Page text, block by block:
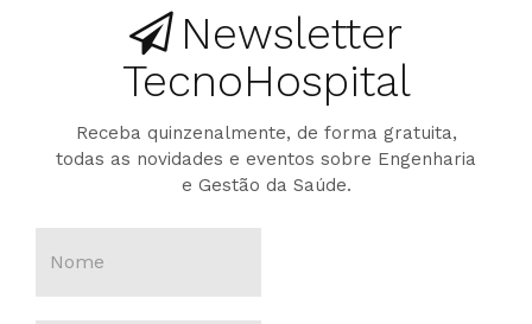
Newsletter
TecnoHospital
Receba quinzenalmente, de forma gratuita,
todas as novidades e eventos sobre Engenharia
e Gestão da Saúde.